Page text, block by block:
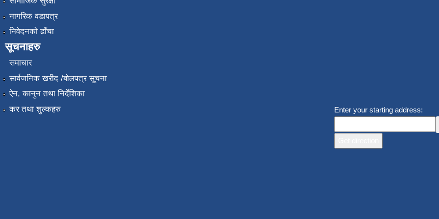
नागरिक वडापत्र
निवेदनको ढाँचा
सूचनाहरु
समाचार
सार्वजनिक खरीद /बोलपत्र सूचना
ऐन, कानुन तथा निर्देशिका
कर तथा शुल्कहरु
Enter your starting address: